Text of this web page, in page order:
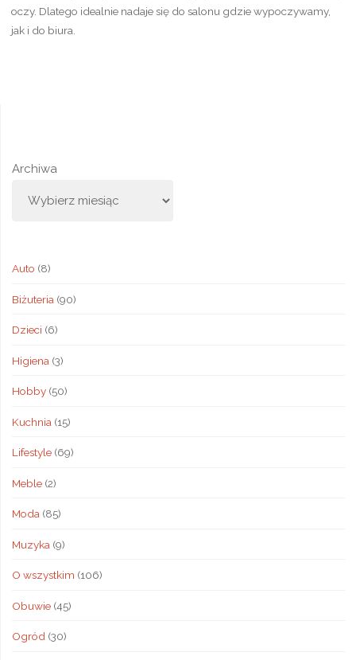
oczy. Dlatego idealnie nadaje się do salonu gdzie wypoczywamy,
jak i do biura.
Archiwa
Auto (8)
Biżuteria (90)
Dzieci (6)
Higiena (3)
Hobby(50)
Kuchnia (15)
Lifestyle(69)
Meble(2)
Moda (85)
Muzyka (9)
O wszystkim (106)
Obuwie(45)
Ogród (30)